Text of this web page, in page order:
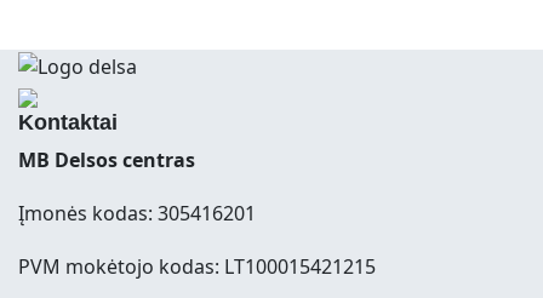
Kontaktai
MB Delsos centras
Įmonės kodas: 305416201
PVM mokėtojo kodas: LT100015421215